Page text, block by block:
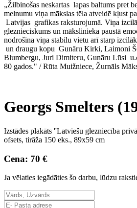
„Žilbinošas neskartas lapas baltums pret
melnumu viņa mākslas tēla atveidē kļust
Latvijas grafikas raksturojumā. Viņa
gleznieciskums un mākslinieka paustā
nodrošina viņa stabilu vietu arī starp
un draugu kopu Gunāru Kirki, Laimoni
Blumbergu, Juri Dimiteru, Gunāru Lūsi
80 gados." / Rūta Muižniece, Žurnāls
Georgs Smelters
Izstādes plakāts ''Latviešu glezniecība
ofsets, tirāža 150 eks., 89x59 cm
Cena: 70 €
Ja vēlaties iegādāties šo darbu, lūdzu